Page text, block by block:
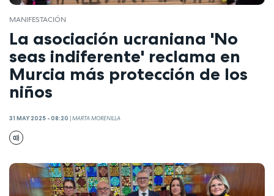
MANIFESTACIÓN
La asociación ucraniana 'No
seas indiferente' reclama en
Murcia más protección de los
niños
31 MAY 2025 - 08:20 |MARTA MORENILLA